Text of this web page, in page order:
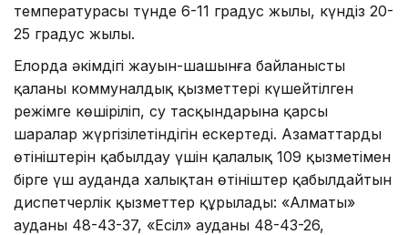
температурасы түнде 6-11 градус жылы, күндіз 20-
25 градус жылы.
Елорда әкімдігі жауын-шашынға байланысты
қаланың коммуналдық қызметтері күшейтілген
режімге көшіріліп, су тасқындарына қарсы
шаралар жүргізілетіндігін ескертеді. Азаматтардың
өтініштерін қабылдау үшін қалалық 109 қызметімен
бірге үш ауданда халықтан өтініштер қабылдайтын
диспетчерлік қызметтер құрылады: «Алматы»
ауданы 48-43-37, «Есіл» ауданы 48-43-26,